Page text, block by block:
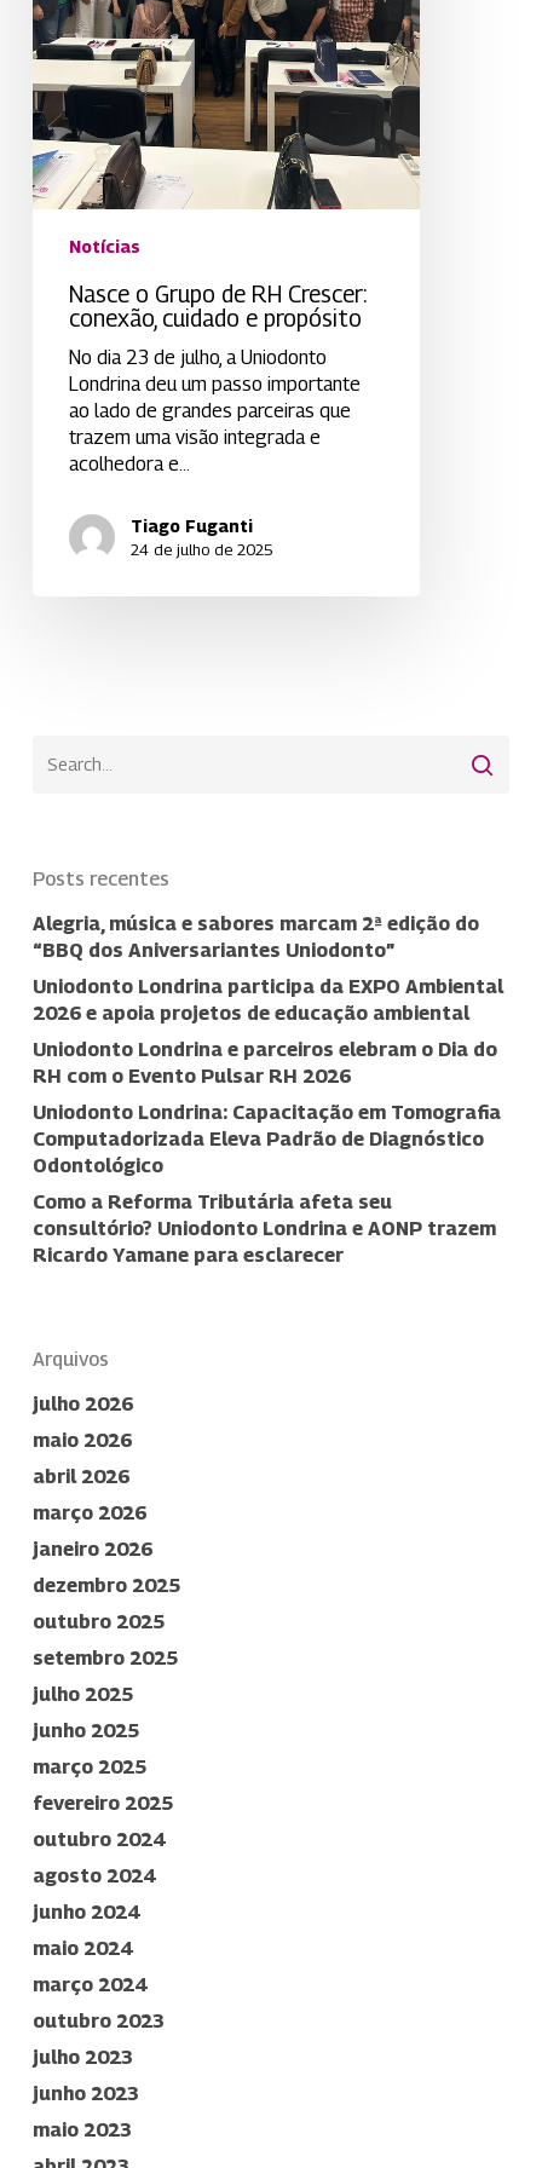
Notícias
Nasce o Grupo de RH Crescer:
conexão, cuidado e propósito
No dia 23 de julho, a Uniodonto
Londrina deu um passo importante
ao lado de grandes parceiras que
trazem uma visão integrada e
acolhedora e…
Tiago Fuganti
24 de julho de 2025
Posts recentes
Alegria, música e sabores marcam 2ª edição do
“BBQ dos Aniversariantes Uniodonto”
Uniodonto Londrina participa da EXPO Ambiental
2026 e apoia projetos de educação ambiental
Uniodonto Londrina e parceiros elebram o Dia do
RH com o Evento Pulsar RH 2026
Uniodonto Londrina: Capacitação em Tomografia
Computadorizada Eleva Padrão de Diagnóstico
Odontológico
Como a Reforma Tributária afeta seu
consultório? Uniodonto Londrina e AONP trazem
Ricardo Yamane para esclarecer
Arquivos
julho 2026
maio 2026
abril 2026
março 2026
janeiro 2026
dezembro 2025
outubro 2025
setembro 2025
julho 2025
junho 2025
março 2025
fevereiro 2025
outubro 2024
agosto 2024
junho 2024
maio 2024
março 2024
outubro 2023
julho 2023
junho 2023
maio 2023